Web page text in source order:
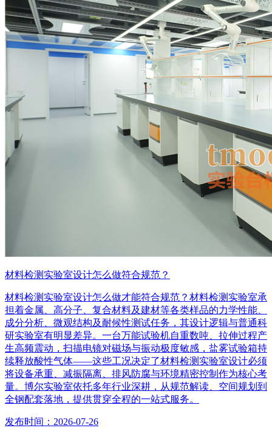
材料检测实验室设计怎么做符合规范？
材料检测实验室设计怎么做才能符合规范？材料检测实验室承
担着金属、高分子、复合材料及建材等各类样品的力学性能、
成分分析、微观结构及耐候性测试任务，其设计逻辑与普通科
研实验室有明显差异。一台万能试验机自重数吨、拉伸过程产
生高频震动，扫描电镜对磁场与振动极度敏感，盐雾试验箱持
续释放酸性气体——这些工况决定了材料检测实验室设计必须
将设备承重、减振隔离、排风防腐与环境精密控制作为核心考
量。博尔实验室依托多年行业深耕，从规范解读、空间规划到
全钢配套落地，提供贯穿全程的一站式服务。
发布时间：2026-07-26